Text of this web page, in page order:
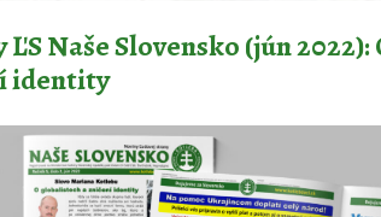
ĽS Naše Slovensko (jún
identity